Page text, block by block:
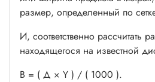
размер, определенный по
И, соответственно рассчитать
находящегося на известной
В = ( Д × Y ) / ( 1000 ).